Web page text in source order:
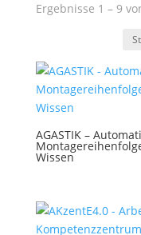
Ergebnisse 1 – 9
AGASTIK –
Wissen